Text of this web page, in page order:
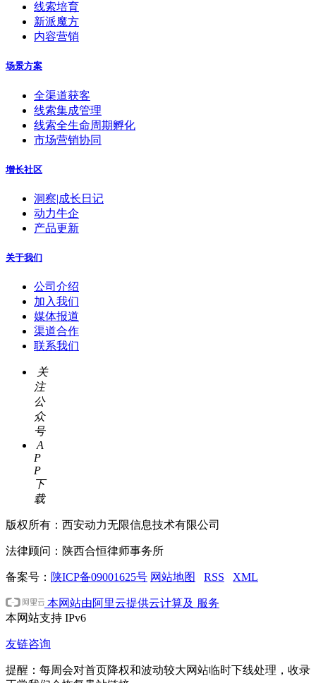
线索培育
新派魔方
内容营销
场景方案
全渠道获客
线索集成管理
线索全生命周期孵化
市场营销协同
增长社区
洞察|成长日记
动力牛企
产品更新
关于我们
公司介绍
加入我们
媒体报道
渠道合作
联系我们
关
注
公
众
号
A
P
P
下
载
版权所有：西安动力无限信息技术有限公司
法律顾问：陕西合恒律师事务所
备案号： 陕ICP备09001625号 网站地图 RSS XML
本网站由阿里云提供云计算及 服务
本网站支持 IPv6
友链咨询
提醒：每周会对首页降权和波动较大网站临时下线处理，收录